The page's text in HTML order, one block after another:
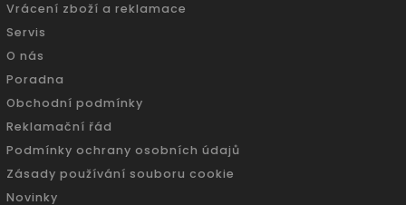
Vrácení zboží a reklamace
Servis
O nás
Poradna
Obchodní podmínky
Reklamační řád
Podmínky ochrany osobních údajů
Zásady používání souboru cookie
Novinky